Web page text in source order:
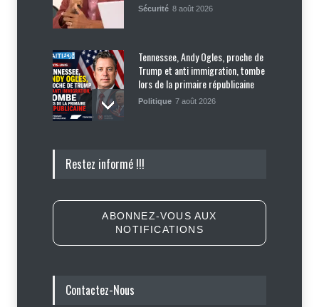
Sécurité 8 août 2026
Tennessee, Andy Ogles, proche de
Trump et anti immigration, tombe
lors de la primaire républicaine
Politique 7 août 2026
former de véritables spécialistes
Police nationale : les divisions
Restez informé !!!
ABONNEZ-VOUS AUX
NOTIFICATIONS
Contactez-Nous